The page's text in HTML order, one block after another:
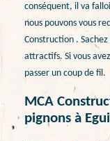
conséquent, il va
nous pouvons vous
Construction .
attractifs. Si vous
passer un coup de fil.
MCA
pignons à